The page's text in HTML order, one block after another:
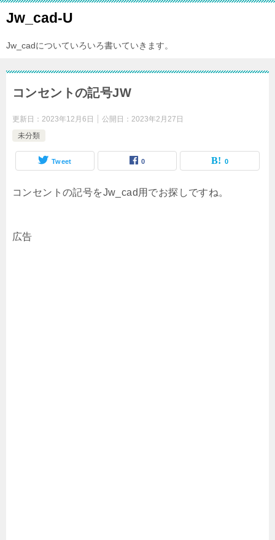
Jw_cad-U
Jw_cadについていろいろ書いていきます。
コンセントの記号JW
更新日： 2023年12月6日 公開日： 2023年2月27日
未分類
Tweet 0 0
コンセントの記号をJw_cad用でお探しですね。
広告